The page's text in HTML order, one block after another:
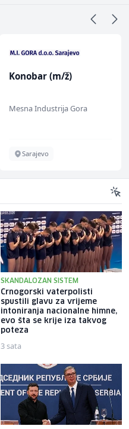
Konobar (m/ž)
Mesna Industrija Gora
Sarajevo
SKANDALOZAN SISTEM
Crnogorski vaterpolisti
spustili glavu za vrijeme
intoniranja nacionalne himne,
evo šta se krije iza takvog
poteza
3 sata